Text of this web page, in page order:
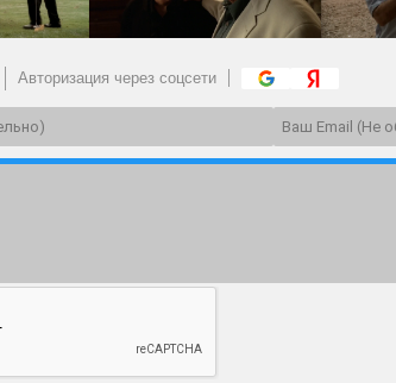
Авторизация через соцсети